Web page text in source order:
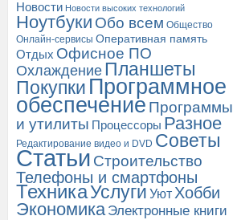
Новости Новости высоких технологий
Ноутбуки Обо всем Общество
Онлайн-сервисы Оперативная память
Отдых Офисное ПО
Охлаждение Планшеты
Покупки Программное
обеспечение Программы
и утилиты Процессоры Разное
Редактирование видео и DVD Советы
Статьи Строительство
Телефоны и смартфоны
ТехникаУслуги Уют Хобби
Экономика Электронные книги